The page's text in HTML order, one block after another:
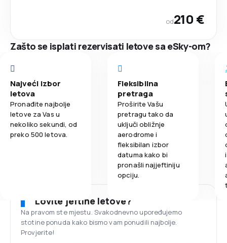
od210 €
Zašto se isplati rezervisati letove sa eSky-om?
Najveći izbor
letova
Pronađite najbolje
letove za Vas u
nekoliko sekundi, od
preko 500 letova.
Fleksibilna
pretraga
Proširite Vašu
pretragu tako da
uključi obližnje
aerodrome i
fleksibilan izbor
datuma kako bi
pronašli najjeftiniju
opciju.
Lovite jeftine letove?
Na pravom ste mjestu. Svakodnevno upoređujemo
stotine ponuda kako bismo vam ponudili najbolje.
Provjerite!